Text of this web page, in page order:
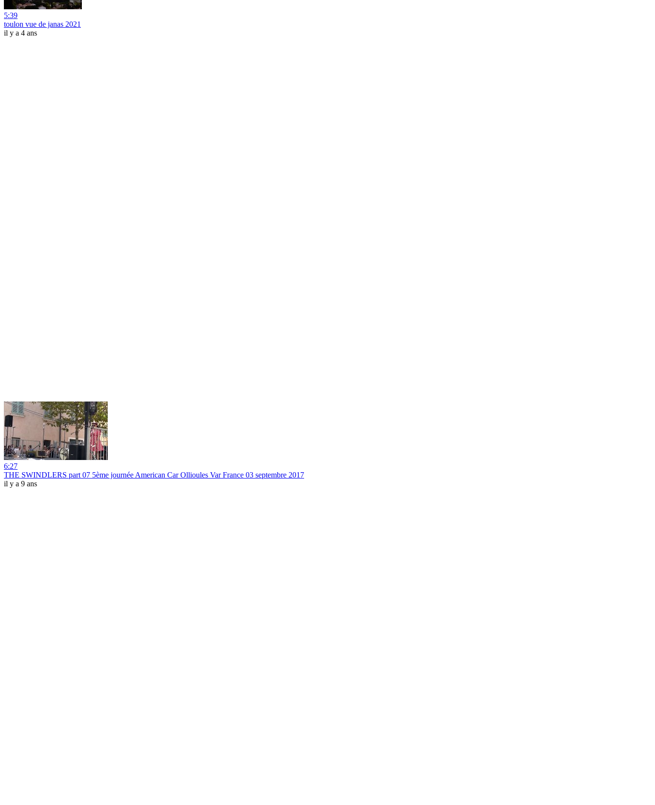
5:39
toulon vue de janas 2021
il y a 4 ans
6:27
THE SWINDLERS part 07 5ème journée American Car Ollioules Var France 03 septembre 2017
il y a 9 ans